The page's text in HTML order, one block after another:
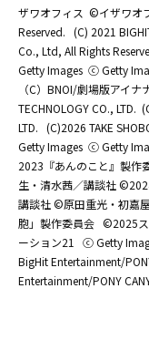
ザワオフィス ©イザワオ
Reserved. (C) 2021
Co., Ltd, All Rights
Getty Images ⓒ Getty
（C）BNOI/劇場版アイナ
TECHNOLOGY CO., LTD.
LTD. (C)2026 TAKE
Getty Images ⓒ Getty
2023『あんのこと』製作
生・清水茜／講談社
講談社 ©原田重光・初嘉
胞」製作委員会 ©2025ス
ーション21
ⓒ Getty
BigHit Entertainment/
Entertainment/PONY